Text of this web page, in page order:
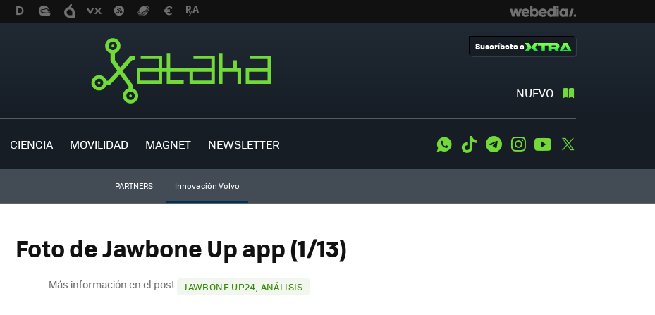
NUEVO
Suscríbete a
CIENCIA MOVILIDAD MAGNET NEWSLETTER WhatsApp
Tiktok TelegramInstagramYoutube
PARTNERS Innovación Volvo
Foto de Jawbone Up app (1/13)
Más información en el post JAWBONE UP24, ANÁLISIS